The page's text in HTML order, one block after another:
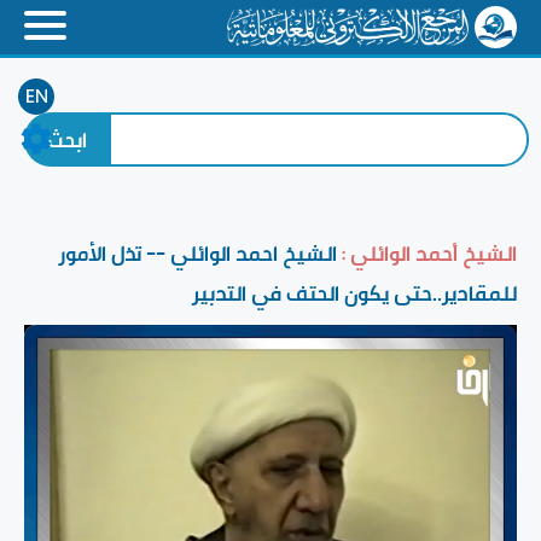
EN
الشيخ أحمد الوائلي :الشيخ احمد الوائلي -- تذل الأمور
للمقادير..حتى يكون الحتف في التدبير